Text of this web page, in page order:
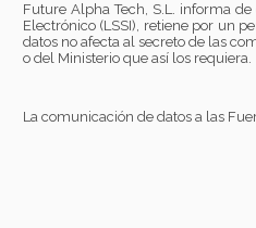
Future Alpha Tech, S.L. informa
Electrónico (LSSI), retiene por un
datos no afecta al secreto de las
o del Ministerio que así los requiera.
La comunicación de datos a las